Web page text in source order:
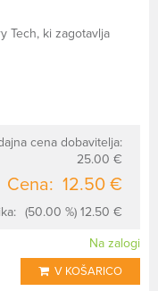
Tech, ki zagotavlja
cena dobavitelja:
25.00 €
Cena: 12.50 €
(50.00 %) 12.50 €
Na zalogi
V KOŠARICO